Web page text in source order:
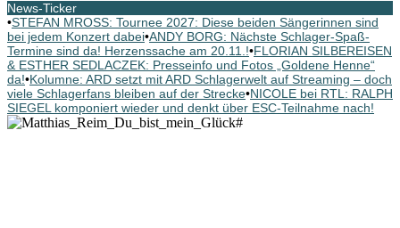
News-Ticker
•STEFAN MROSS: Tournee 2027: Diese beiden Sängerinnen sind
bei jedem Konzert dabei•ANDY BORG: Nächste Schlager-Spaß-
Termine sind da! Herzenssache am 20.11.!•FLORIAN SILBEREISEN
& ESTHER SEDLACZEK: Presseinfo und Fotos „Goldene Henne“
da!•Kolumne: ARD setzt mit ARD Schlagerwelt auf Streaming – doch
viele Schlagerfans bleiben auf der Strecke•NICOLE bei RTL: RALPH
SIEGEL komponiert wieder und denkt über ESC-Teilnahme nach!